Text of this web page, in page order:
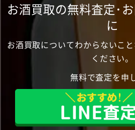
お酒買取の無料査定･
に
お酒買取についてわからないこ
ください。
無料で査定を申